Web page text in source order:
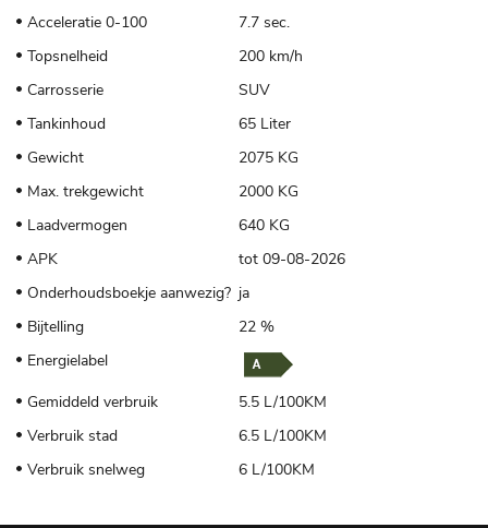
Acceleratie 0-100
7.7 sec.
Topsnelheid
200 km/h
Carrosserie
SUV
Tankinhoud
65 Liter
Gewicht
2075 KG
Max. trekgewicht
2000 KG
Laadvermogen
640 KG
APK
tot 09-08-2026
Onderhoudsboekje aanwezig? ja
Bijtelling
22 %
Energielabel
Gemiddeld verbruik
5.5 L/100KM
Verbruik stad
6.5 L/100KM
Verbruik snelweg
6 L/100KM